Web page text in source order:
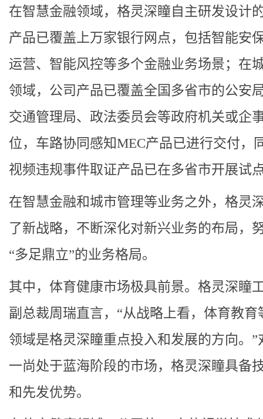
在智慧金融领域，格灵深瞳自主研发设计
产品已覆盖上万家银行网点，包括智能安
运营、智能风控等多个金融业务场景；在
领域，公司产品已覆盖全国多省市的公安
交通管理局、政法委员会等政府机关或企
位，车路协同感知MEC产品已进行交付，
视频违规事件取证产品已在多省市开展试
在智慧金融和城市管理等业务之外，格灵
了新战略，不断深化对新兴业务的布局，
“多足鼎立”的业务格局。
其中，体育健康市场极具前景。格灵深瞳
副总裁周瑞直言，“从战略上看，体育教育
领域是格灵深瞳重点投入和发展的方向。”
一尚处于蓝海阶段的市场，格灵深瞳具备
和先发优势。